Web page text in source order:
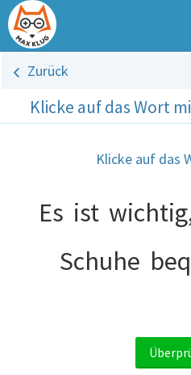
Zurück
Klicke auf das Wort
Klicke auf das
Es ist
Schuhe